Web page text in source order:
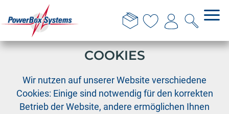
SensorSwitch NG 60 cm Anschluss
DIESE WEBSITE VERWENDET
COOKIES
Wir nutzen auf unserer Website verschiedene
Cookies: Einige sind notwendig für den korrekten
Betrieb der Website, andere ermöglichen Ihnen